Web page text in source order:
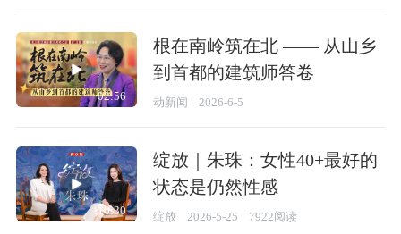
02:56
根在南岭筑在北 —— 从山乡
到首都的建筑师答卷
动新闻 2026-6-5
10:30
绽放｜朱珠：女性40+最好的
状态是仍然性感
绽放 2026-5-25 7922阅读